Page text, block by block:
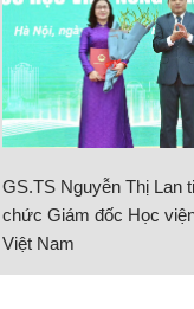
GS.TS Nguyễn Thị Lan
chức Giám đốc Học
Việt Nam